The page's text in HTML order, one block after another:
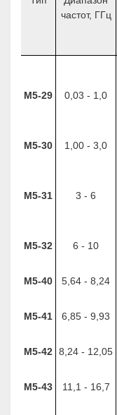
частот, ГГц
М5-29 0,03 - 1,0
М5-30 1,00 - 3,0
М5-31 3 - 6
М5-32 6 - 10
М5-40 5,64 - 8,24
М5-41 6,85 - 9,93
М5-42 8,24 - 12,05
М5-43 11,1 - 16,7